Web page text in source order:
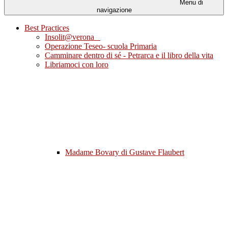
Menu di
navigazione
Best Practices
Insolit@verona
Operazione Teseo- scuola Primaria
Camminare dentro di sé - Petrarca e il libro della vita
Libriamoci con loro
Madame Bovary di Gustave Flaubert